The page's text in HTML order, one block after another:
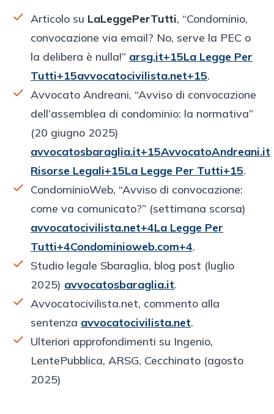
Articolo su LaLeggePerTutti, “Condominio,
convocazione via email? No, serve la PEC o
la delibera è nulla!” arsg.it+15La Legge Per
Tutti+15avvocatocivilista.net+15.
Avvocato Andreani, “Avviso di convocazione
dell’assemblea di condominio: la normativa”
(20 giugno 2025)
avvocatosbaraglia.it+15AvvocatoAndreani.it
Risorse Legali+15La Legge Per Tutti+15.
CondominioWeb, “Avviso di convocazione:
come va comunicato?” (settimana scorsa)
avvocatocivilista.net+4La Legge Per
Tutti+4Condominioweb.com+4.
Studio legale Sbaraglia, blog post (luglio
2025) avvocatosbaraglia.it.
Avvocatocivilista.net, commento alla
sentenza avvocatocivilista.net.
Ulteriori approfondimenti su Ingenio,
LentePubblica, ARSG, Cecchinato (agosto
2025)